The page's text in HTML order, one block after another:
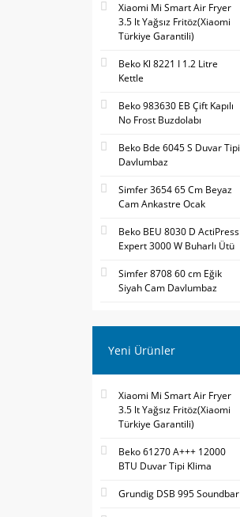
Xiaomi Mi Smart Air Fryer
3.5 lt Yağsız Fritöz(Xiaomi
Türkiye Garantili)
Beko Kl 8221 I 1.2 Litre
Kettle
Beko 983630 EB Çift Kapılı
No Frost Buzdolabı
Beko Bde 6045 S Duvar Tipi
Davlumbaz
Simfer 3654 65 Cm Beyaz
Cam Ankastre Ocak
Beko BEU 8030 D ActiPress
Expert 3000 W Buharlı Ütü
Simfer 8708 60 cm Eğik
Siyah Cam Davlumbaz
Yeni Ürünler
Xiaomi Mi Smart Air Fryer
3.5 lt Yağsız Fritöz(Xiaomi
Türkiye Garantili)
Beko 61270 A+++ 12000
BTU Duvar Tipi Klima
Grundig DSB 995 Soundbar